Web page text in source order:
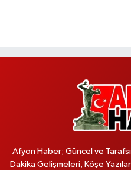
Afyon Haber; Güncel ve
Dakika Gelişmeleri, Köşe